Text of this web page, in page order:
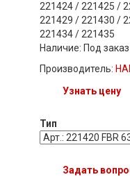
221424 / 221425 /
221429 / 221430 /
221434 / 221435
Наличие: Под заказ
Производитель:
Узнать цену
Тип
Задать